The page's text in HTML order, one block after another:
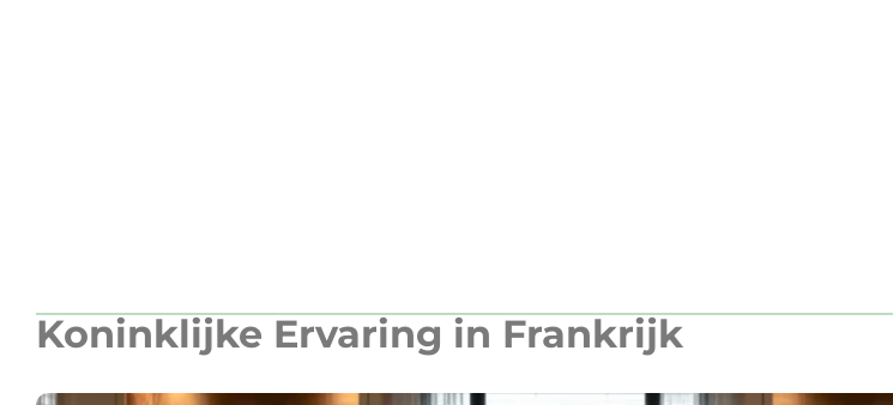
Koninklijke Ervaring in Frankrijk